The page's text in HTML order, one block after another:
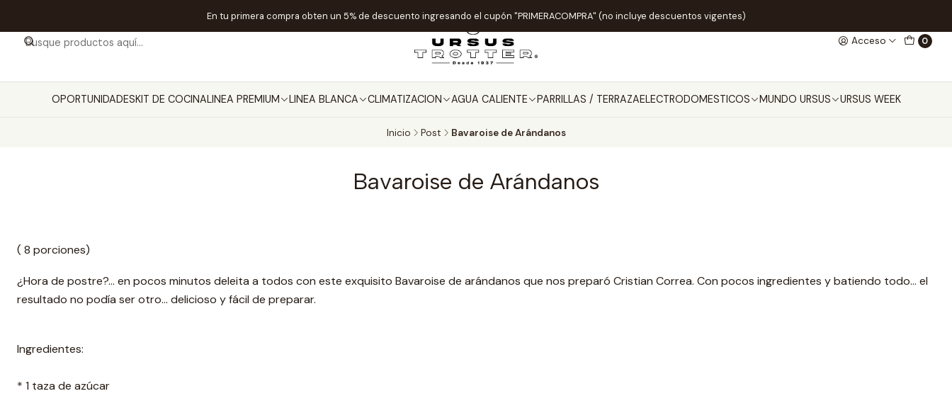
Acceso 0
OPORTUNIDADESKIT DE COCINALINEA PREMIUM LINEA BLANCA CLIMATIZACION AGUA CALIENTE PARRILLAS / TERRAZAELECTRODOMESTICOS MUNDO URSUS URSUS WEEK
En tu primera compra obten un 5% de descuento ingresando el cupón "PRIMERACOMPRA" (no incluye descuentos vigentes)
Inicio Post Bavaroise de Arándanos
Bavaroise de Arándanos
( 8 porciones)
¿Hora de postre?... en pocos minutos deleita a todos con este exquisito Bavaroise de arándanos que nos preparó Cristian Correa. Con pocos ingredientes y batiendo todo… el
resultado no podía ser otro… delicioso y fácil de preparar.
Ingredientes:
* 1 taza de azúcar